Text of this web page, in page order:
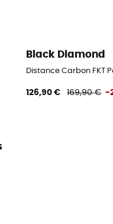
Black Diamond
Distance Carbon FKT
126,90 € 169,90 € -